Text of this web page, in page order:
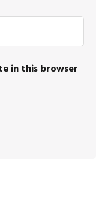
in this browser